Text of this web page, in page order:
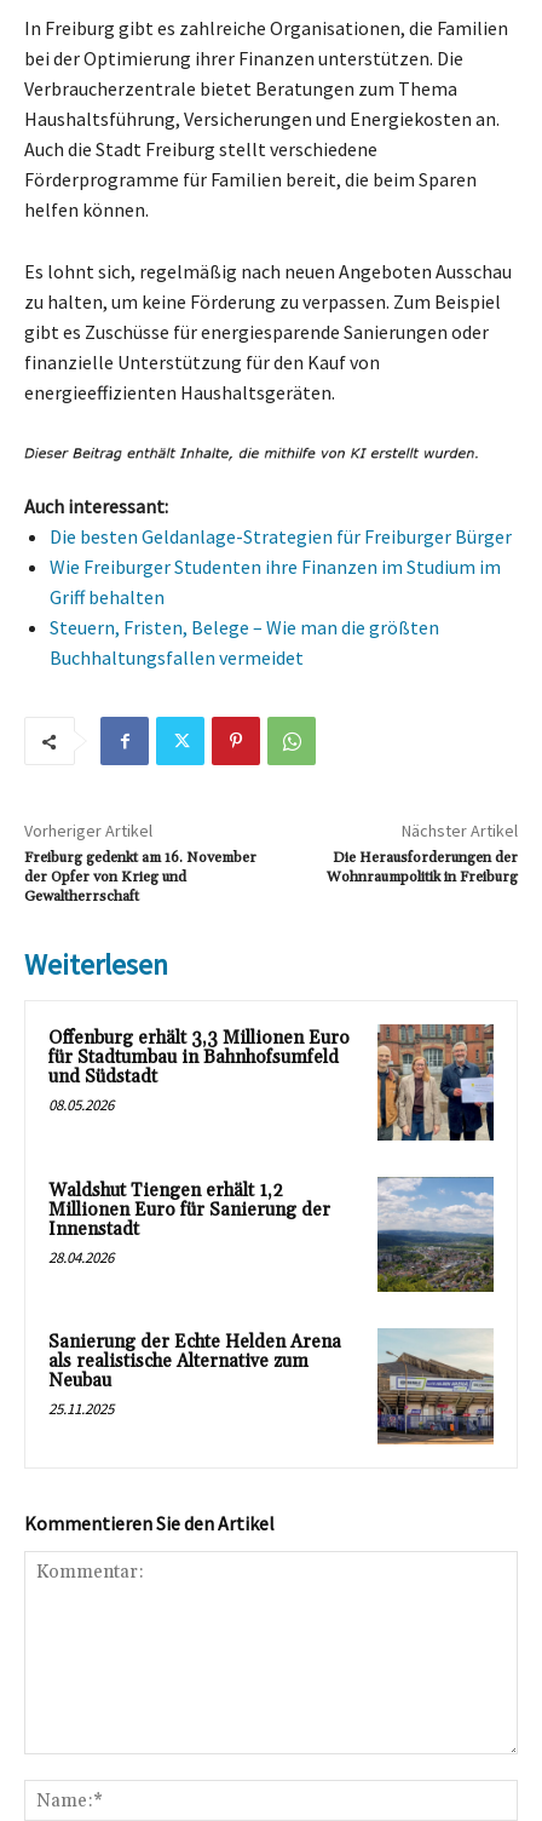
In Freiburg gibt es zahlreiche Organisationen, die Familien
bei der Optimierung ihrer Finanzen unterstützen. Die
Verbraucherzentrale bietet Beratungen zum Thema
Haushaltsführung, Versicherungen und Energiekosten an.
Auch die Stadt Freiburg stellt verschiedene
Förderprogramme für Familien bereit, die beim Sparen
helfen können.
Es lohnt sich, regelmäßig nach neuen Angeboten Ausschau
zu halten, um keine Förderung zu verpassen. Zum Beispiel
gibt es Zuschüsse für energiesparende Sanierungen oder
finanzielle Unterstützung für den Kauf von
energieeffizienten Haushaltsgeräten.
Auch interessant:
Die besten Geldanlage-Strategien für Freiburger Bürger
Wie Freiburger Studenten ihre Finanzen im Studium im
Griff behalten
Steuern, Fristen, Belege – Wie man die größten
Buchhaltungsfallen vermeidet
Vorheriger Artikel
Freiburg gedenkt am 16. November
der Opfer von Krieg und
Gewaltherrschaft
Nächster Artikel
Die Herausforderungen der
Wohnraumpolitik in Freiburg
Weiterlesen
Offenburg erhält 3,3 Millionen Euro
für Stadtumbau in Bahnhofsumfeld
und Südstadt
08.05.2026
Waldshut Tiengen erhält 1,2
Millionen Euro für Sanierung der
Innenstadt
28.04.2026
Sanierung der Echte Helden Arena
als realistische Alternative zum
Neubau
25.11.2025
Kommentieren Sie den Artikel